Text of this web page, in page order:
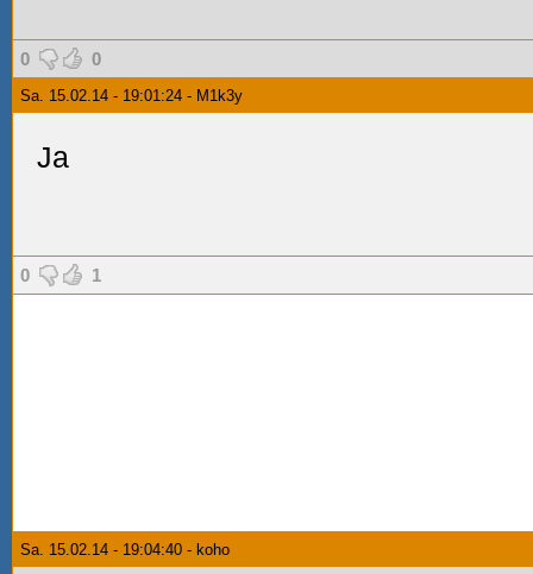
0 0
Sa. 15.02.14 - 19:01:24 - M1k3y
Ja
0 1
Sa. 15.02.14 - 19:04:40 - koho